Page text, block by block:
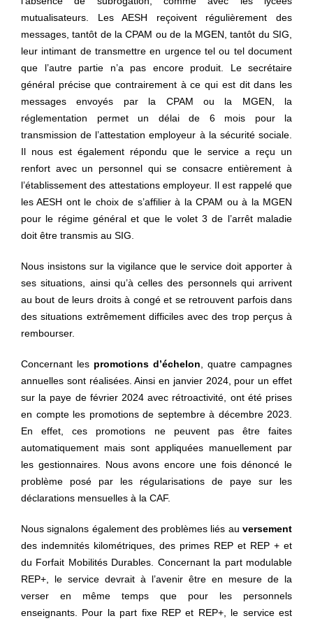
mutualisateurs. Les AESH reçoivent régulièrement des
messages, tantôt de la CPAM ou de la MGEN, tantôt du SIG,
leur intimant de transmettre en urgence tel ou tel document
que l’autre partie n’a pas encore produit. Le secrétaire
général précise que contrairement à ce qui est dit dans les
messages envoyés par la CPAM ou la MGEN, la
réglementation permet un délai de 6 mois pour la
transmission de l’attestation employeur à la sécurité sociale.
Il nous est également répondu que le service a reçu un
renfort avec un personnel qui se consacre entièrement à
l’établissement des attestations employeur. Il est rappelé que
les AESH ont le choix de s’affilier à la CPAM ou à la MGEN
pour le régime général et que le volet 3 de l’arrêt maladie
doit être transmis au SIG.
Nous insistons sur la vigilance que le service doit apporter à
ses situations, ainsi qu’à celles des personnels qui arrivent
au bout de leurs droits à congé et se retrouvent parfois dans
des situations extrêmement difficiles avec des trop perçus à
rembourser.
Concernant les promotions d’échelon , quatre campagnes
annuelles sont réalisées. Ainsi en janvier 2024, pour un effet
sur la paye de février 2024 avec rétroactivité, ont été prises
en compte les promotions de septembre à décembre 2023.
En effet, ces promotions ne peuvent pas être faites
automatiquement mais sont appliquées manuellement par
les gestionnaires. Nous avons encore une fois dénoncé le
problème posé par les régularisations de paye sur les
déclarations mensuelles à la CAF.
Nous signalons également des problèmes liés au versement
des indemnités kilométriques, des primes REP et REP + et
du Forfait Mobilités Durables. Concernant la part modulable
REP+, le service devrait à l’avenir être en mesure de la
verser en même temps que pour les personnels
enseignants. Pour la part fixe REP et REP+, le service est